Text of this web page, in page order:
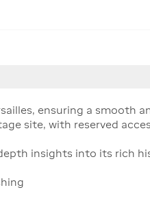
ensuring a smooth
site, with reserved
insights into its rich